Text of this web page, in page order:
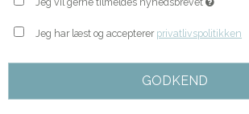
Jeg har læst og accepterer privatlivspolitikken
GODKEND